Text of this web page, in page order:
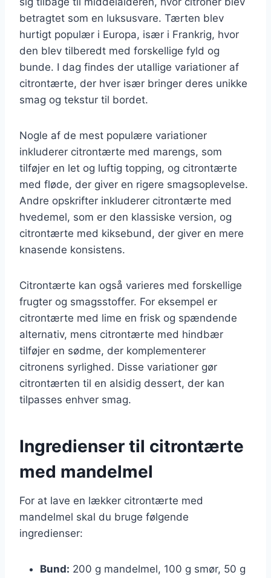
betragtet som en luksusvare. Tærten blev
hurtigt populær i Europa, især i Frankrig, hvor
den blev tilberedt med forskellige fyld og
bunde. I dag findes der utallige variationer af
citrontærte, der hver især bringer deres unikke
smag og tekstur til bordet.
Nogle af de mest populære variationer
inkluderer citrontærte med marengs, som
tilføjer en let og luftig topping, og citrontærte
med fløde, der giver en rigere smagsoplevelse.
Andre opskrifter inkluderer citrontærte med
hvedemel, som er den klassiske version, og
citrontærte med kiksebund, der giver en mere
knasende konsistens.
Citrontærte kan også varieres med forskellige
frugter og smagsstoffer. For eksempel er
citrontærte med lime en frisk og spændende
alternativ, mens citrontærte med hindbær
tilføjer en sødme, der komplementerer
citronens syrlighed. Disse variationer gør
citrontærten til en alsidig dessert, der kan
tilpasses enhver smag.
Ingredienser til citrontærte
med mandelmel
For at lave en lækker citrontærte med
mandelmel skal du bruge følgende
ingredienser:
Bund: 200 g mandelmel, 100 g smør, 50 g